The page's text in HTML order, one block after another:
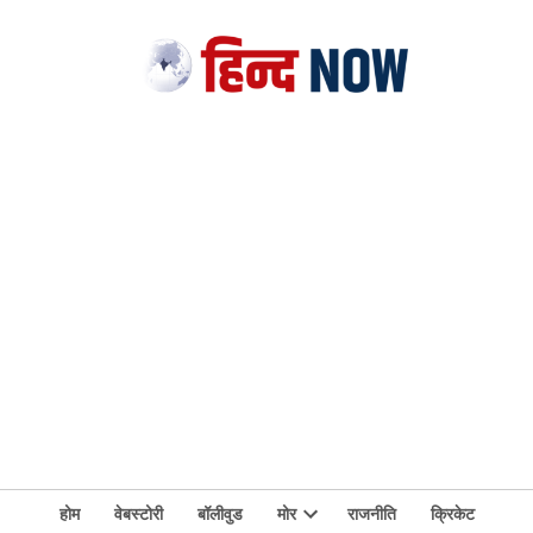
होम वेबस्टोरी बॉलीवुड मोर राजनीति
क्रिकेट